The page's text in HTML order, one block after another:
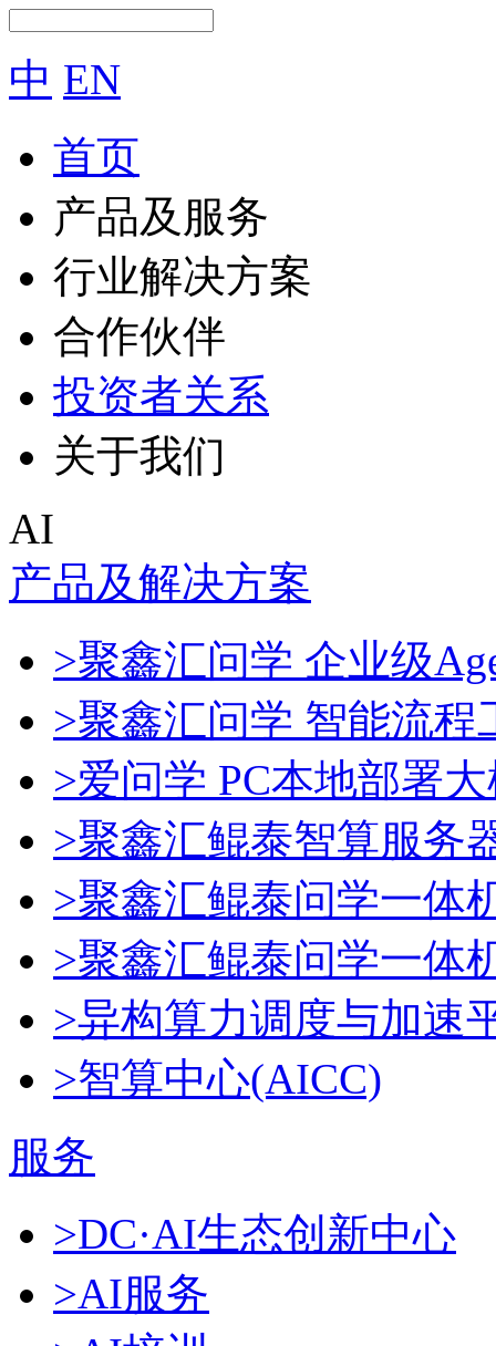
中 EN
首页
产品及服务
行业解决方案
合作伙伴
投资者关系
关于我们
AI
产品及解决方案
>聚鑫汇问学 企业级
>聚鑫汇问学 智能流程
>爱问学 PC本地部署
>聚鑫汇鲲泰智算服务
>聚鑫汇鲲泰问学一体
>聚鑫汇鲲泰问学一体
>异构算力调度与加速
>智算中心(AICC)
服务
>DC·AI生态创新中心
>AI服务